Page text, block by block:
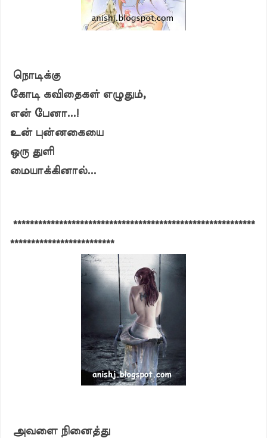
நொடிக்கு
கோடி கவிதைகள் எழுதும்,
என் பேனா...!
உன் புன்னகையை
ஒரு துளி
மையாக்கினால்...
**********************************************************
*************************
அவளை நினைத்து